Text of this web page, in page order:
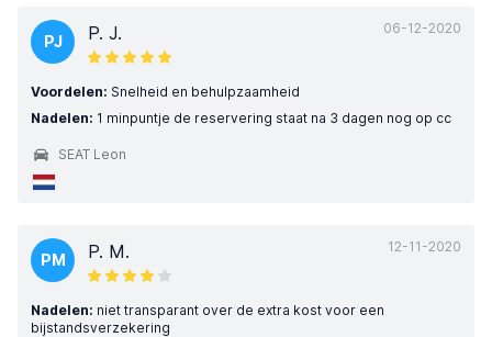
06-12-2020
PJ P. J.
Voordelen: Snelheid en behulpzaamheid
Nadelen: 1 minpuntje de reservering staat na 3 dagen nog op cc
SEAT Leon
12-11-2020
PM P. M.
Nadelen: niet transparant over de extra kost voor een
bijstandsverzekering